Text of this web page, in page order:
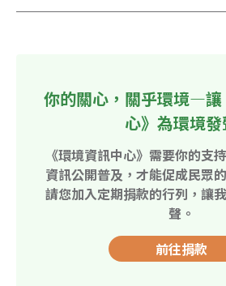
你的關心，關乎環境—讓
心》為環境發
《環境資訊中心》需要你的支
資訊公開普及，才能促成民眾
請您加入定期捐款的行列，讓
聲。
前往捐款